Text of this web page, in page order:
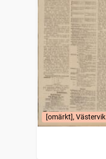
[omärkt], Västervik